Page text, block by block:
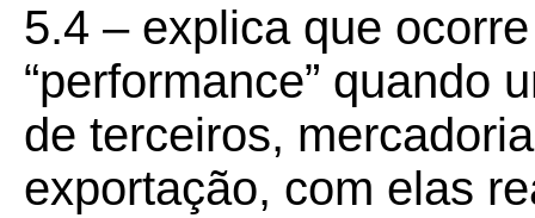
5.4 – explica que
“performance” quando
de terceiros,
exportação, com elas